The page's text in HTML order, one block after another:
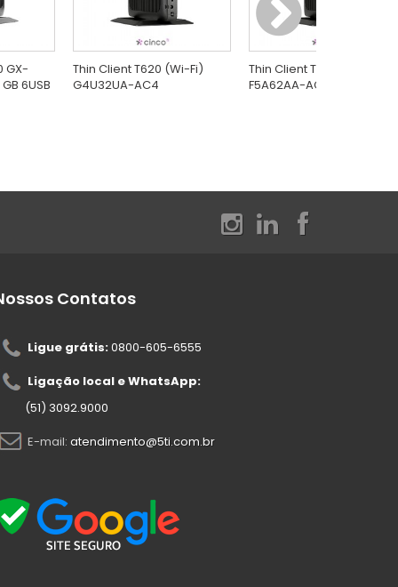
GX-
6USB
Thin Client T620 (Wi-Fi)
G4U32UA-AC4
Thin Client T620 (Wi-Fi)
F5A62AA-AC4
Contatos
Ligue grátis:0800-605-6555
Ligação local e WhatsApp:
(51) 3092.9000
E-mail: atendimento@5ti.com.br